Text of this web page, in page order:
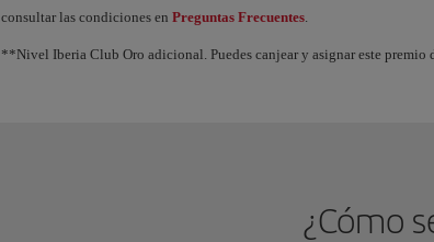
consultar las condiciones en Preguntas Frecuentes
**Nivel Iberia Club Oro adicional. Puedes canjear y asignar este
¿Cómo